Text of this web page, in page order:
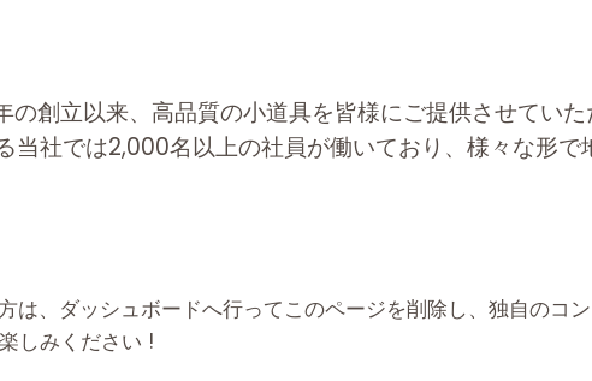
の創立以来、高品質の小道具を皆様にご提供させていた
当社では2,000名以上の社員が働いており、様々な形で
、 ダッシュボードへ行ってこのページを削除し、独自のコ
しみください !